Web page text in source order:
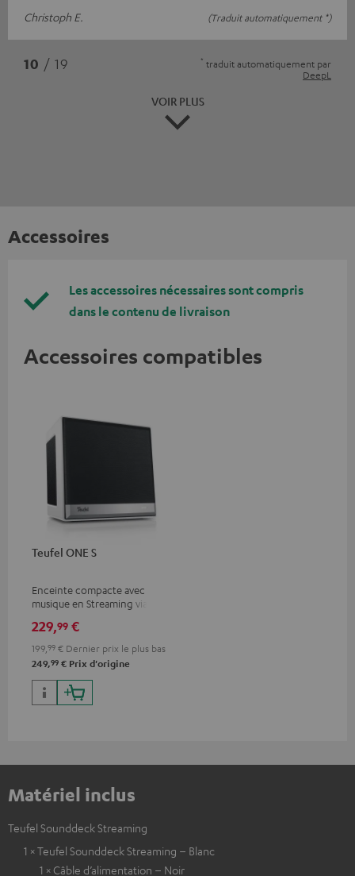
Christoph E.
(Traduit automatiquement *)
10 / 19 * traduit automatiquement par
DeepL
VOIR PLUS
Accessoires
Les accessoires nécessaires sont compris
dans le contenu de livraison
Accessoires compatibles
Teufel ONE S
Enceinte compacte avec
musique en Streaming via Wi-
229,99 €
199, 99 € Dernier prix le plus bas
249,99 € Prix d'origine
Matériel inclus
Teufel Sounddeck Streaming
1 × Teufel Sounddeck Streaming – Blanc
1 × Câble d’alimentation – Noir